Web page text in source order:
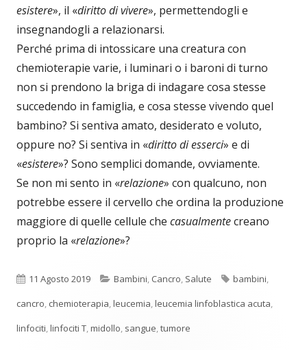
esistere», il «diritto di vivere», permettendogli e
insegnandogli a relazionarsi.
Perché prima di intossicare una creatura con
chemioterapie varie, i luminari o i baroni di turno
non si prendono la briga di indagare cosa stesse
succedendo in famiglia, e cosa stesse vivendo quel
bambino? Si sentiva amato, desiderato e voluto,
oppure no? Si sentiva in «diritto di esserci» e di
«esistere»? Sono semplici domande, ovviamente.
Se non mi sento in «relazione» con qualcuno, non
potrebbe essere il cervello che ordina la produzione
maggiore di quelle cellule che casualmentecreano
proprio la «relazione»?
Pubblicato
11 Agosto 2019 Categorie
Bambini, Cancro, Salute Tag
bambini,
cancro, chemioterapia,leucemia,leucemia linfoblastica acuta,
linfociti,linfociti T,midollo, sangue,tumore